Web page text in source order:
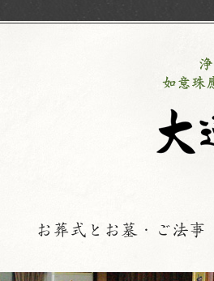
お葬式とお墓・ご法事